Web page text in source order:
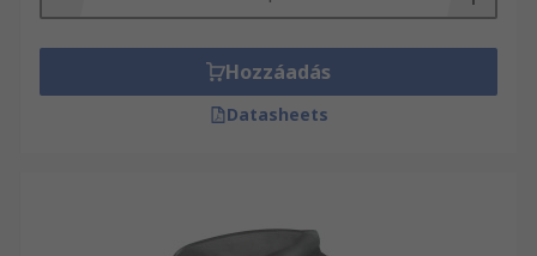
Hozzáadás
Datasheets